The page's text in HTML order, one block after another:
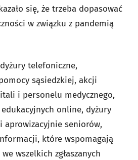
się, że trzeba dopasować
w związku z pandemią
telefoniczne,
sąsiedzkiej, akcji
i personelu medycznego,
online, dyżury
aprowizacyjnie seniorów,
które wspomagają
wszelkich zgłaszanych